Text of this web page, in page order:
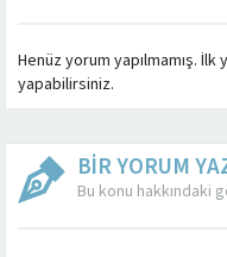
Henüz yorum yapılmamış. İlk
yapabilirsiniz.
BİR YORUM
Bu konu hakkındaki